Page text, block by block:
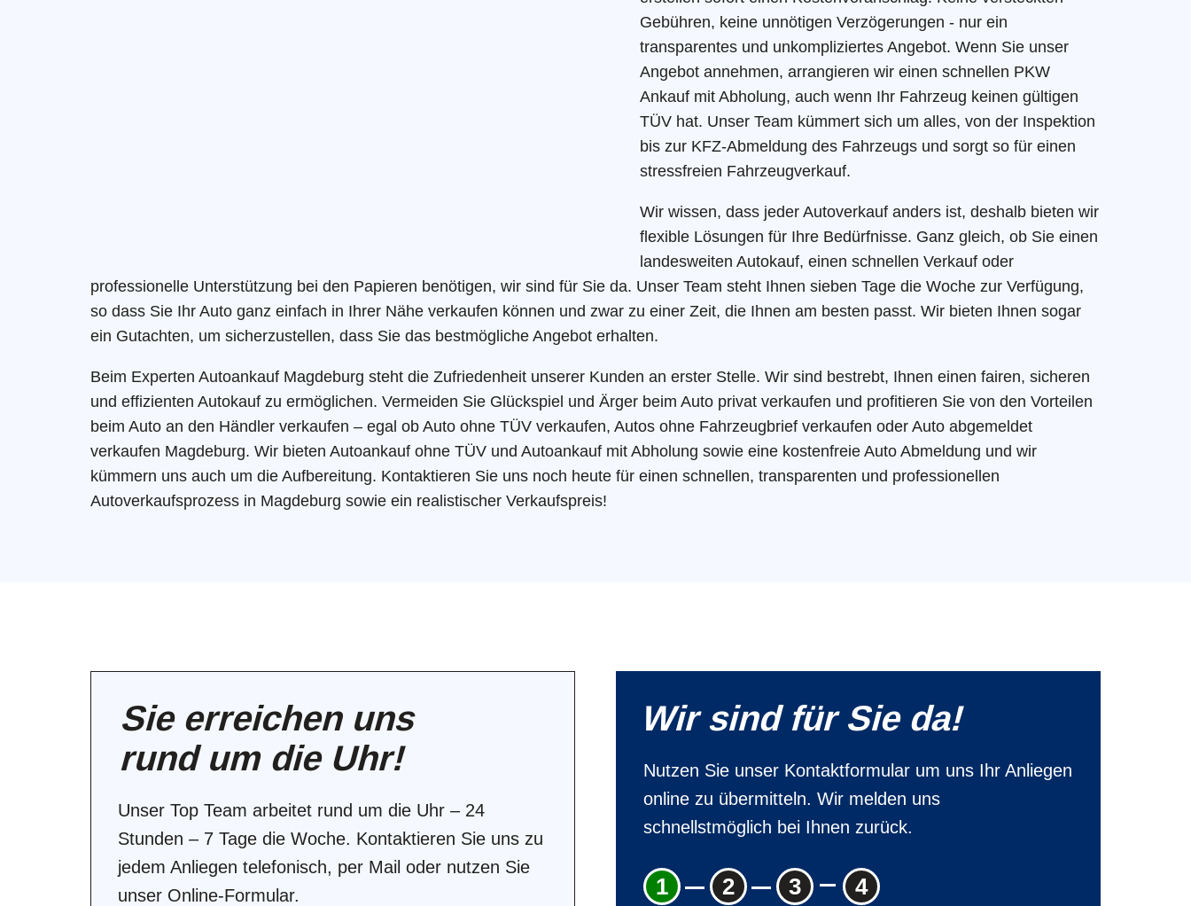
Gebühren, keine unnötigen Verzögerungen - nur ein
transparentes und unkompliziertes Angebot. Wenn Sie unser
Angebot annehmen, arrangieren wir einen schnellen PKW
Ankauf mit Abholung, auch wenn Ihr Fahrzeug keinen gültigen
TÜV hat. Unser Team kümmert sich um alles, von der Inspektion
bis zur KFZ-Abmeldung des Fahrzeugs und sorgt so für einen
stressfreien Fahrzeugverkauf.
Wir wissen, dass jeder Autoverkauf anders ist, deshalb bieten wir
flexible Lösungen für Ihre Bedürfnisse. Ganz gleich, ob Sie einen
landesweiten Autokauf, einen schnellen Verkauf oder
professionelle Unterstützung bei den Papieren benötigen, wir sind für Sie da. Unser Team steht Ihnen sieben Tage die Woche zur Verfügung,
so dass Sie Ihr Auto ganz einfach in Ihrer Nähe verkaufen können und zwar zu einer Zeit, die Ihnen am besten passt. Wir bieten Ihnen sogar
ein Gutachten, um sicherzustellen, dass Sie das bestmögliche Angebot erhalten.
Beim Experten Autoankauf Magdeburg steht die Zufriedenheit unserer Kunden an erster Stelle. Wir sind bestrebt, Ihnen einen fairen, sicheren
und effizienten Autokauf zu ermöglichen. Vermeiden Sie Glückspiel und Ärger beim Auto privat verkaufen und profitieren Sie von den Vorteilen
beim Auto an den Händler verkaufen – egal ob Auto ohne TÜV verkaufen, Autos ohne Fahrzeugbrief verkaufen oder Auto abgemeldet
verkaufen Magdeburg. Wir bieten Autoankauf ohne TÜV und Autoankauf mit Abholung sowie eine kostenfreie Auto Abmeldung und wir
kümmern uns auch um die Aufbereitung. Kontaktieren Sie uns noch heute für einen schnellen, transparenten und professionellen
Autoverkaufsprozess in Magdeburg sowie ein realistischer Verkaufspreis!
Sie erreichen uns
rund um die Uhr!
Unser Top Team arbeitet rund um die Uhr – 24
Stunden – 7 Tage die Woche. Kontaktieren Sie uns zu
jedem Anliegen telefonisch, per Mail oder nutzen Sie
unser Online-Formular.
Wir sind für Sie da!
Nutzen Sie unser Kontaktformular um uns Ihr Anliegen
online zu übermitteln. Wir melden uns
schnellstmöglich bei Ihnen zurück.
1 2 3 4